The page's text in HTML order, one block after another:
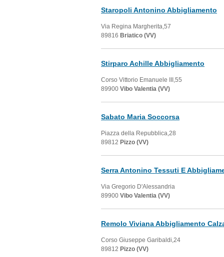
Staropoli Antonino Abbigliamento
Via Regina Margherita,57
89816 Briatico (VV)
Stirparo Achille Abbigliamento
Corso Vittorio Emanuele III,55
89900 Vibo Valentia (VV)
Sabato Maria Soccorsa
Piazza della Repubblica,28
89812 Pizzo (VV)
Serra Antonino Tessuti E
Via Gregorio D'Alessandria
89900 Vibo Valentia (VV)
Remolo Viviana Abbigliamento
Corso Giuseppe Garibaldi,24
89812 Pizzo (VV)